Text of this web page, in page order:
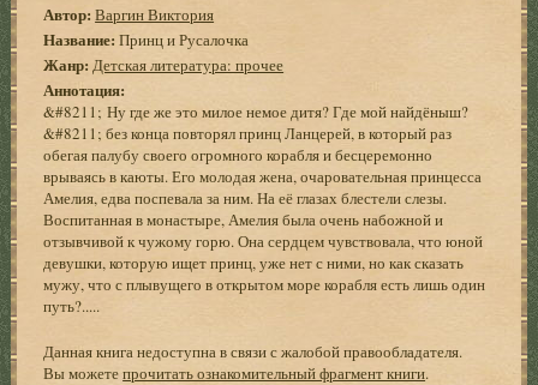
Автор: Варгин Виктория
Название: Принц и Русалочка
Жанр: Детская литература: прочее
Аннотация:
&#8211; Ну где же это милое немое дитя? Где мой найдёныш?
&#8211; без конца повторял принц Ланцерей, в который раз
обегая палубу своего огромного корабля и бесцеремонно
врываясь в каюты. Его молодая жена, очаровательная принцесса
Амелия, едва поспевала за ним. На её глазах блестели слезы.
Воспитанная в монастыре, Амелия была очень набожной и
отзывчивой к чужому горю. Она сердцем чувствовала, что юной
девушки, которую ищет принц, уже нет с ними, но как сказать
мужу, что с плывущего в открытом море корабля есть лишь один
путь?.....
Данная книга недоступна в связи с жалобой правообладателя.
Вы можетепрочитать ознакомительный фрагмент книги.